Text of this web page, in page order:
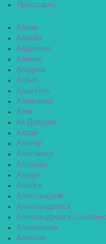
Ярославль
Абаза
Абакан
Абдулино
Абинск
Агидель
Агрыз
Адыгейск
Азнакаево
Азов
Ак-Довурак
Аксай
Алагир
Алапаевск
Алатырь
Алдан
Алейск
Александров
Александровск
Александровск-
Алексеевка
Алексин